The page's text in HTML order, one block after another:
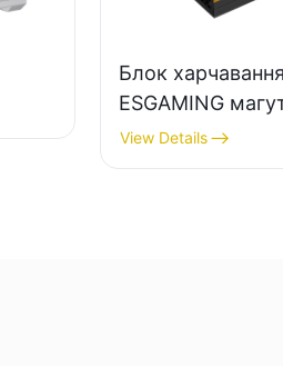
Блок харчавання
ESGAMING
650 Вт высокай
з
View Details